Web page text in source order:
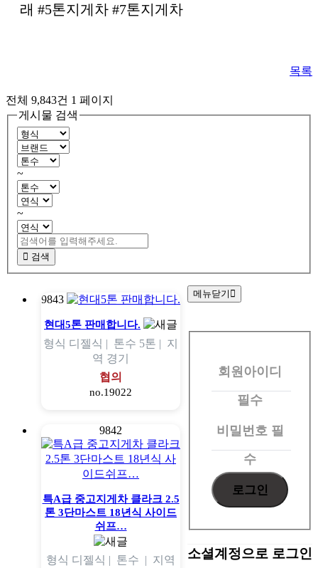
래 #5톤지게차 #7톤지게차
목록
전체 9,843건 1 페이지
게시물 검색
~
~
검색
9843
현대5톤 판매합니다.
형식 디젤식 | 톤수 5톤 | 지
역 경기
협의
no.19022
9842
특A급 중고지게차 클라크 2.5
톤 3단마스트 18년식 사이드
쉬프…
형식 디젤식 | 톤수 | 지역
메뉴닫기
회
회원아이디
필수
비밀번호 필
수
소셜계정으로 로그인